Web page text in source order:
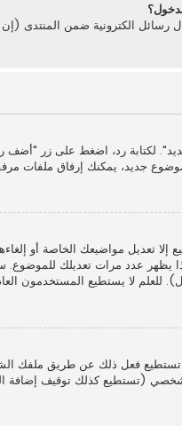
رسائل الكترونية ضمن المنتدى
لكتابة رد، اضغط على زر "أضف
جديد، يمكنك إرفاق ملفات
تعديل مواضيعك الخاصة أو
عدد مرات تعديلك للموضوع.
للعلم لا يستطيع المستخدمون
تستطيع فعل ذلك عن طريق ملفك
(تستطيع كذلك توقيف إضافة